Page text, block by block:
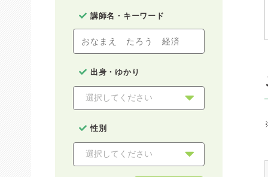
講師名・キーワード
出身・ゆかり
性別